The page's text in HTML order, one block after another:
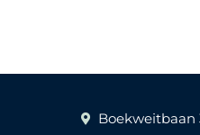
Boekweitbaan